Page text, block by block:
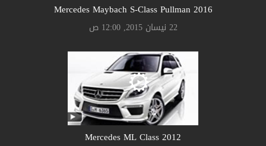
Mercedes Maybach S-Class Pullman 2016
22 نيسان 2015, 12:00 ص
Mercedes ML Class 2012